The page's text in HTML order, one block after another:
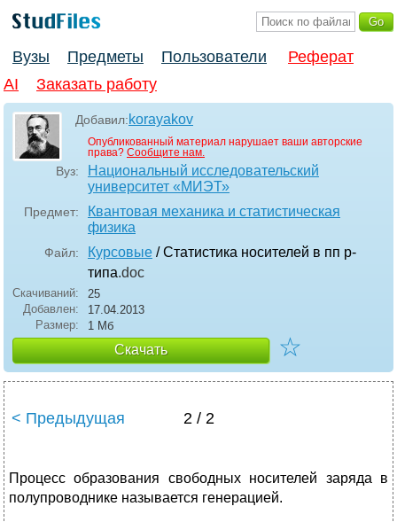
Вузы Предметы Пользователи
Реферат
AI
Заказать работу
Добавил:korayakov
Опубликованный материал нарушает ваши авторские
права? Сообщите нам.
Вуз:
Национальный исследовательский
университет «МИЭТ»
Предмет:
Квантовая механика и статистическая
физика
Файл: Курсовые / Статистика носителей в пп p-
типа.doc
Скачиваний:
25
Добавлен:
17.04.2013
Размер:
1 Мб
Скачать ☆
< Предыдущая 2 / 2
Процесс образования свободных носителей заряда в
полупроводнике называется генерацией.